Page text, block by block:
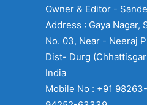
Owner & Editor -
Address : Gaya Nagar,
No. 03, Near - Neeraj
Dist- Durg
India
Mobile No : +91